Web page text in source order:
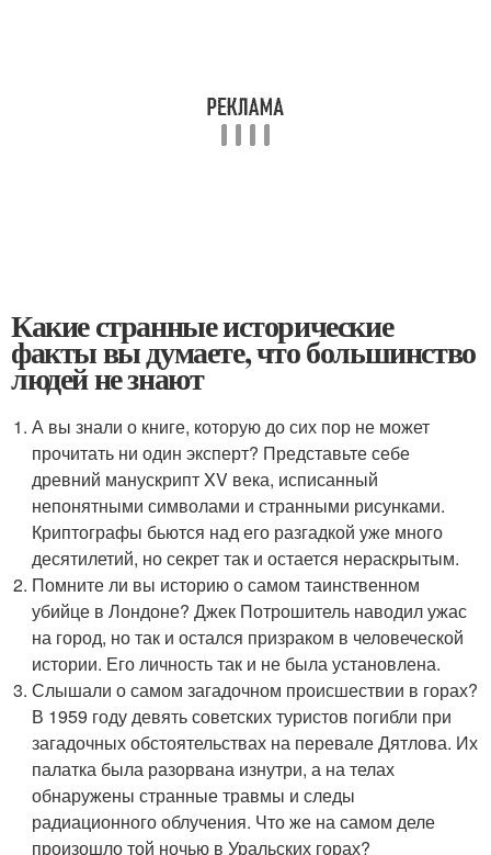
Какие странные исторические
факты вы думаете, что большинство
людей не знают
А вы знали о книге, которую до сих пор не может
прочитать ни один эксперт? Представьте себе
древний манускрипт XV века, исписанный
непонятными символами и странными рисунками.
Криптографы бьются над его разгадкой уже много
десятилетий, но секрет так и остается нераскрытым.
Помните ли вы историю о самом таинственном
убийце в Лондоне? Джек Потрошитель наводил ужас
на город, но так и остался призраком в человеческой
истории. Его личность так и не была установлена.
Слышали о самом загадочном происшествии в горах?
В 1959 году девять советских туристов погибли при
загадочных обстоятельствах на перевале Дятлова. Их
палатка была разорвана изнутри, а на телах
обнаружены странные травмы и следы
радиационного облучения. Что же на самом деле
произошло той ночью в Уральских горах?